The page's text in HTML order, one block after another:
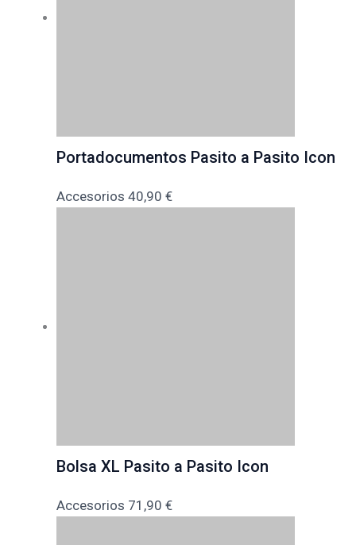
Portadocumentos Pasito a Pasito Icon
Accesorios 40,90 €
Bolsa XL Pasito a Pasito Icon
Accesorios 71,90 €